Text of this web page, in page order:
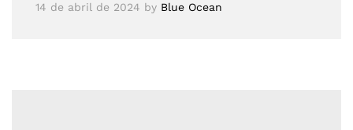
14 de abril de 2024 by Blue Ocean